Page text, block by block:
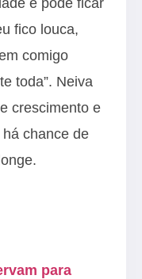
fico louca,
comigo
toda”. Neiva
crescimento e
chance de
para